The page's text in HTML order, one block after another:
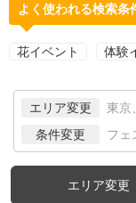
よく使われる検索条
花イベント 体験
エリア変更 東京
条件変更 フェ
エリア変更